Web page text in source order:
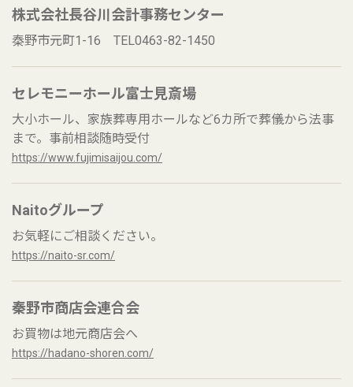
株式会社長谷川会計事務センター
秦野市元町1-16 TEL0463-82-1450
セレモニーホール富士見斎場
大小ホール、家族葬専用ホールなど6カ所で葬儀から法事
まで。事前相談随時受付
https://www.fujimisaijou.com/
Naitoグループ
お気軽にご相談ください。
https://naito-sr.com/
秦野市商店会連合会
お買物は地元商店会へ
https://hadano-shoren.com/